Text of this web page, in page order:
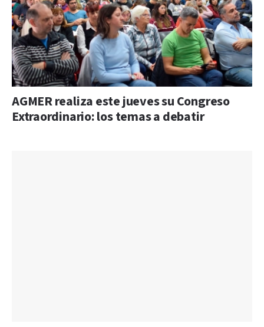
AGMER realiza este jueves su Congreso
Extraordinario: los temas a debatir